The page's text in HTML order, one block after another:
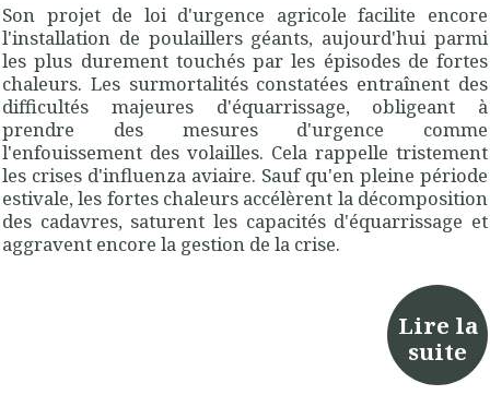
Son projet de loi d'urgence agricole facilite encore
l'installation de poulaillers géants, aujourd'hui parmi
les plus durement touchés par les épisodes de fortes
chaleurs. Les surmortalités constatées entraînent des
difficultés majeures d'équarrissage, obligeant à
prendre des mesures d'urgence comme
l'enfouissement des volailles. Cela rappelle tristement
les crises d'influenza aviaire. Sauf qu'en pleine période
estivale, les fortes chaleurs accélèrent la décomposition
des cadavres, saturent les capacités d'équarrissage et
aggravent encore la gestion de la crise.
Lire la
suite